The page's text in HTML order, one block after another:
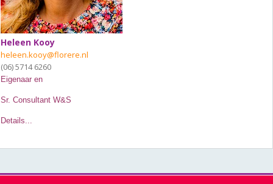
Heleen Kooy
heleen.kooy@florere.nl
(06) 5714 6260
Eigenaar en
Sr. Consultant W&S
Details...